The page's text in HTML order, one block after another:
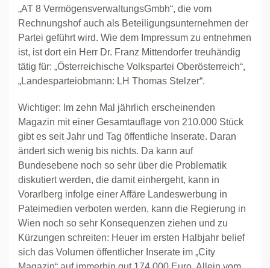
„AT 8 VermögensverwaltungsGmbh“, die vom
Rechnungshof auch als Beteiligungsunternehmen der
Partei geführt wird. Wie dem Impressum zu entnehmen
ist, ist dort ein Herr Dr. Franz Mittendorfer treuhändig
tätig für: „Österreichische Volkspartei Oberösterreich“,
„Landesparteiobmann: LH Thomas Stelzer“.
Wichtiger: Im zehn Mal jährlich erscheinenden
Magazin mit einer Gesamtauflage von 210.000 Stück
gibt es seit Jahr und Tag öffentliche Inserate. Daran
ändert sich wenig bis nichts. Da kann auf
Bundesebene noch so sehr über die Problematik
diskutiert werden, die damit einhergeht, kann in
Vorarlberg infolge einer Affäre Landeswerbung in
Pateimedien verboten werden, kann die Regierung in
Wien noch so sehr Konsequenzen ziehen und zu
Kürzungen schreiten: Heuer im ersten Halbjahr belief
sich das Volumen öffentlicher Inserate im „City